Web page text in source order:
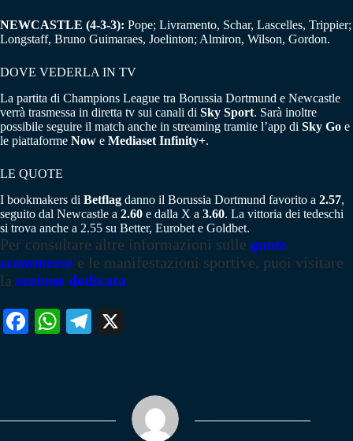
NEWCASTLE (4-3-3): Pope; Livramento, Schar, Lascelles, Trippier;
Longstaff, Bruno Guimaraes, Joelinton; Almiron, Wilson, Gordon.
DOVE VEDERLA IN TV
La partita di Champions League tra Borussia Dortmund e Newcastle
verrà trasmessa in diretta tv sui canali di Sky Sport. Sarà inoltre
possibile seguire il match anche in streaming tramite l’app di Sky Go e
le piattaforme Now e Mediaset Infinity+.
LE QUOTE
I bookmakers di Betflag danno il Borussia Dortmund favorito a 2.57,
seguito dal Newcastle a 2.60 e dalla X a 3.60. La vittoria dei tedeschi
si trova anche a 2.55 su Better, Eurobet e Goldbet.
Per consultare altre informazioni sulle quote
scommesse e le manifestazioni sportive, puoi visitare
la sezione dedicata
Fa W
pp
Te
m